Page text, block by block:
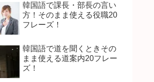
韓国語で課長・部長の言い
方！そのまま使える役職20
フレーズ！
韓国語で道を聞くときその
まま使える道案内20フレー
ズ！